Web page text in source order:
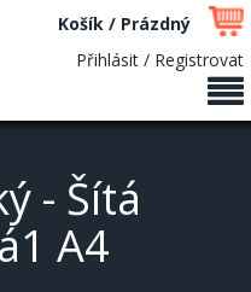
Košík / Prázdný
Přihlásit / Registrovat
- Šítá
A4